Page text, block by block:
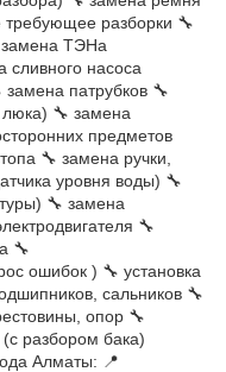
требующее разборки 🔧
замена ТЭНа
сливного насоса
патрубков 🔧
люка) 🔧 замена
предметов
🔧 замена ручки,
уровня воды) 🔧
🔧 замена
🔧
🔧
ошибок ) 🔧 установка
сальников 🔧
опор 🔧
разбором бака)
Алматы: 📍